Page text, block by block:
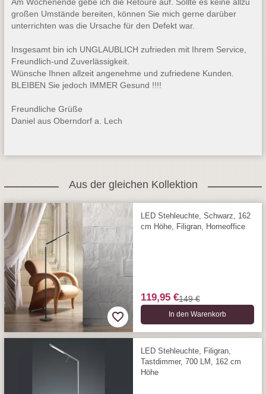
großen Umstände bereiten, können Sie mich gerne darüber
unterrichten was die Ursache für den Defekt war.
Insgesamt bin ich UNGLAUBLICH zufrieden mit Ihrem Service,
Freundlich-und Zuverlässigkeit.
Wünsche Ihnen allzeit angenehme und zufriedene Kunden.
BLEIBEN Sie jedoch IMMER Gesund !!!!
Freundliche Grüße
Daniel aus Oberndorf a. Lech
Aus der gleichen Kollektion
LED Stehleuchte, Schwarz, 162
cm Höhe, Filigran, Homeoffice
119,95 €149 €
In den Warenkorb
LED Stehleuchte, Filigran,
Tastdimmer, 700 LM, 162 cm
Höhe